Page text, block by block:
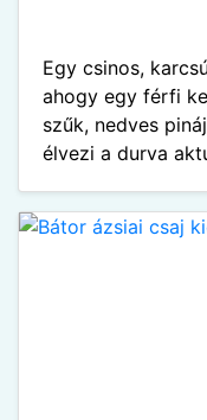
Egy csinos,
ahogy egy férfi
szűk, nedves
élvezi a durva